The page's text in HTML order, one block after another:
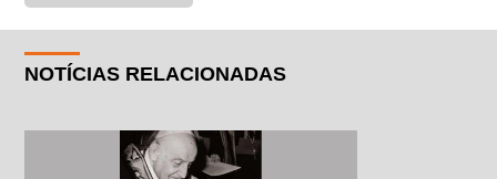
NOTÍCIAS RELACIONADAS